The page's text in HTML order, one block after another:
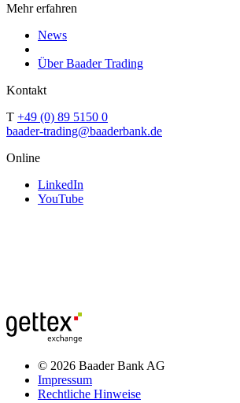
Mehr erfahren
News
Über Baader Trading
Kontakt
T +49 (0) 89 5150 0
baader-trading@baaderbank.de
Online
LinkedIn
YouTube
© 2026 Baader Bank AG
Impressum
Rechtliche Hinweise